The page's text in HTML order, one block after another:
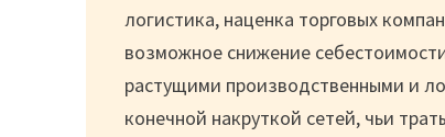
логистика, наценка торговых
возможное снижение
растущими производственными и
конечной накруткой сетей, чьи